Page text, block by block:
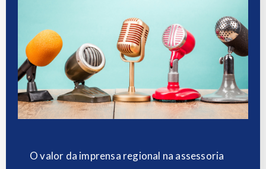
O valor da imprensa regional na assessoria